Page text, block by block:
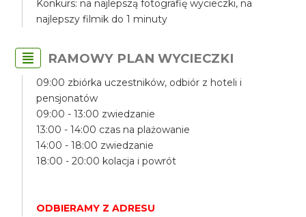
Konkurs: na najlepszą fotografię wycieczki, na
najlepszy filmik do 1 minuty
RAMOWY PLAN WYCIECZKI
09:00 zbiórka uczestników, odbiór z hoteli i
pensjonatów
09:00 - 13:00 zwiedzanie
13:00 - 14:00 czas na plażowanie
14:00 - 18:00 zwiedzanie
18:00 - 20:00 kolacja i powrót
ODBIERAMY Z ADRESU